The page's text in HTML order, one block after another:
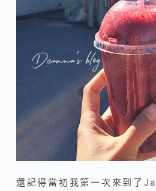
還記得當初我第一次來到了